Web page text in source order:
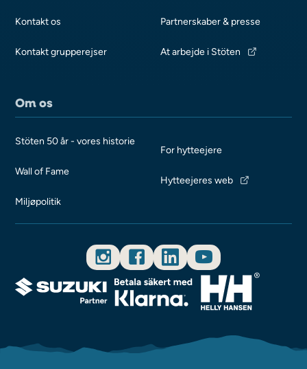
Kontakt os
Kontakt grupperejser
Partnerskaber & presse
At arbejde i Stöten
Om os
Stöten 50 år - vores historie
Wall of Fame
Miljøpolitik
For hytteejere
Hytteejeres web